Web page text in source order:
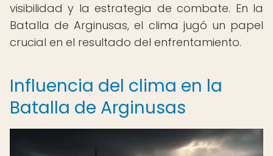
visibilidad y la estrategia de combate. En la
Batalla de Arginusas, el clima jugó un papel
crucial en el resultado del enfrentamiento.
Influencia del clima en la
Batalla de Arginusas